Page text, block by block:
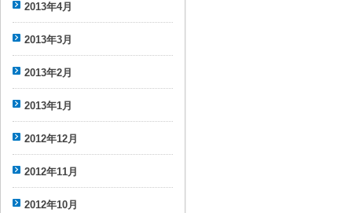
2013年4月
2013年3月
2013年2月
2013年1月
2012年12月
2012年11月
2012年10月